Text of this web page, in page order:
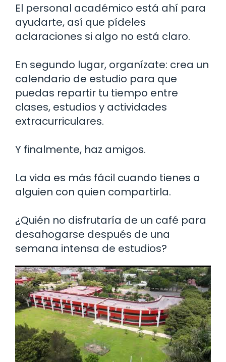
El personal académico está ahí para
ayudarte, así que pídeles
aclaraciones si algo no está claro.
En segundo lugar, organízate: crea un
calendario de estudio para que
puedas repartir tu tiempo entre
clases, estudios y actividades
extracurriculares.
Y finalmente, haz amigos.
La vida es más fácil cuando tienes a
alguien con quien compartirla.
¿Quién no disfrutaría de un café para
desahogarse después de una
semana intensa de estudios?